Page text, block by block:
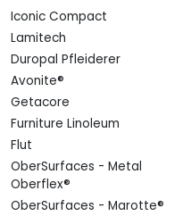
Iconic Compact
Lamitech
Duropal Pfleiderer
Avonite®
Getacore
Furniture Linoleum
Flut
OberSurfaces - Metal
Oberflex®
OberSurfaces - Marotte®